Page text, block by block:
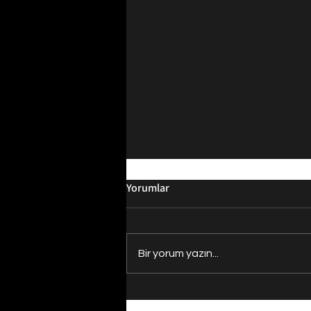
Evrenin Merkezi Nerede?
Yorumlar
Bir yorum yazın...